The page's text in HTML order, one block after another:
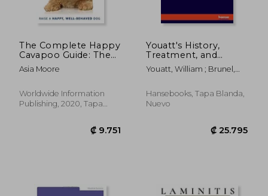
The Complete Happy
Cavapoo Guide: The
a-z Manual for new
and Experienced
Asia Moore
Worldwide Information
Publishing, 2020, Tapa
Youatt's History,
Treatment, and
Diseases of the
Horse: with a treatise
copious index (en
Inglés)
Youatt, William ; Brunel,
Hansebooks, Tapa Blanda,
Nuevo